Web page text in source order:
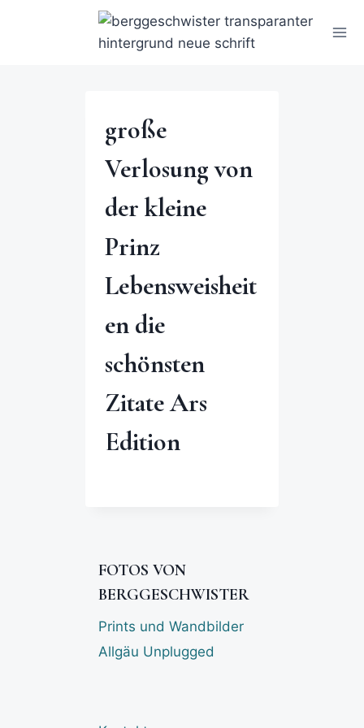
große
Verlosung von
der kleine
Prinz
Lebensweisheit
en die
schönsten
Zitate Ars
Edition
FOTOS VON
BERGGESCHWISTER
Prints und Wandbilder
Allgäu Unplugged